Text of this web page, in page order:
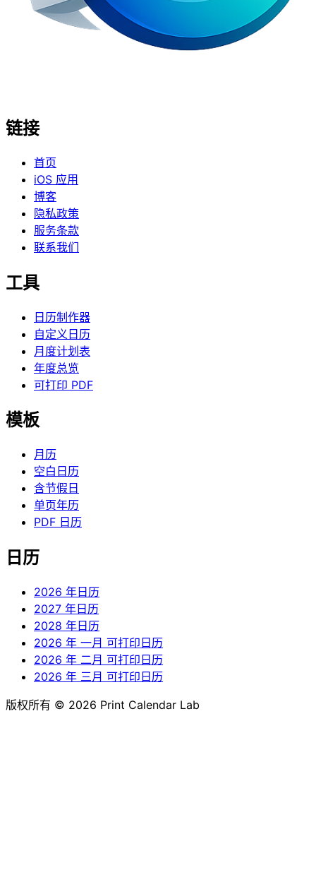
链接
首页
iOS 应用
博客
隐私政策
服务条款
联系我们
工具
日历制作器
自定义日历
月度计划表
年度总览
可打印 PDF
模板
月历
空白日历
含节假日
单页年历
PDF 日历
日历
2026 年日历
2027 年日历
2028 年日历
2026 年 一月 可打印日历
2026 年 二月 可打印日历
2026 年 三月 可打印日历
版权所有 © 2026 Print Calendar Lab